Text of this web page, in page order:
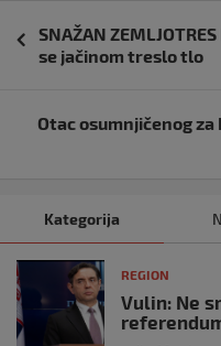
Navigacija
objava
SNAŽAN
se jačinom treslo tlo
Otac osumnjičenog
Kategorija
REGION
Vulin: Ne